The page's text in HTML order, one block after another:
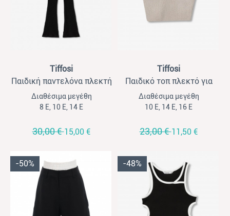
Tiffosi
Παιδική παντελόνα πλεκτή
για κορίτσια Tiffossi μαύρο
Διαθέσιμα μεγέθη
8 Ε, 10 Ε, 14 Ε
30,00 €15,00 €
Tiffosi
Παιδικό τοπ πλεκτό για
κορίτσια Tiffossi χρυσό
Διαθέσιμα μεγέθη
10 Ε, 14 Ε, 16 Ε
23,00 €11,50 €
-50% -48%